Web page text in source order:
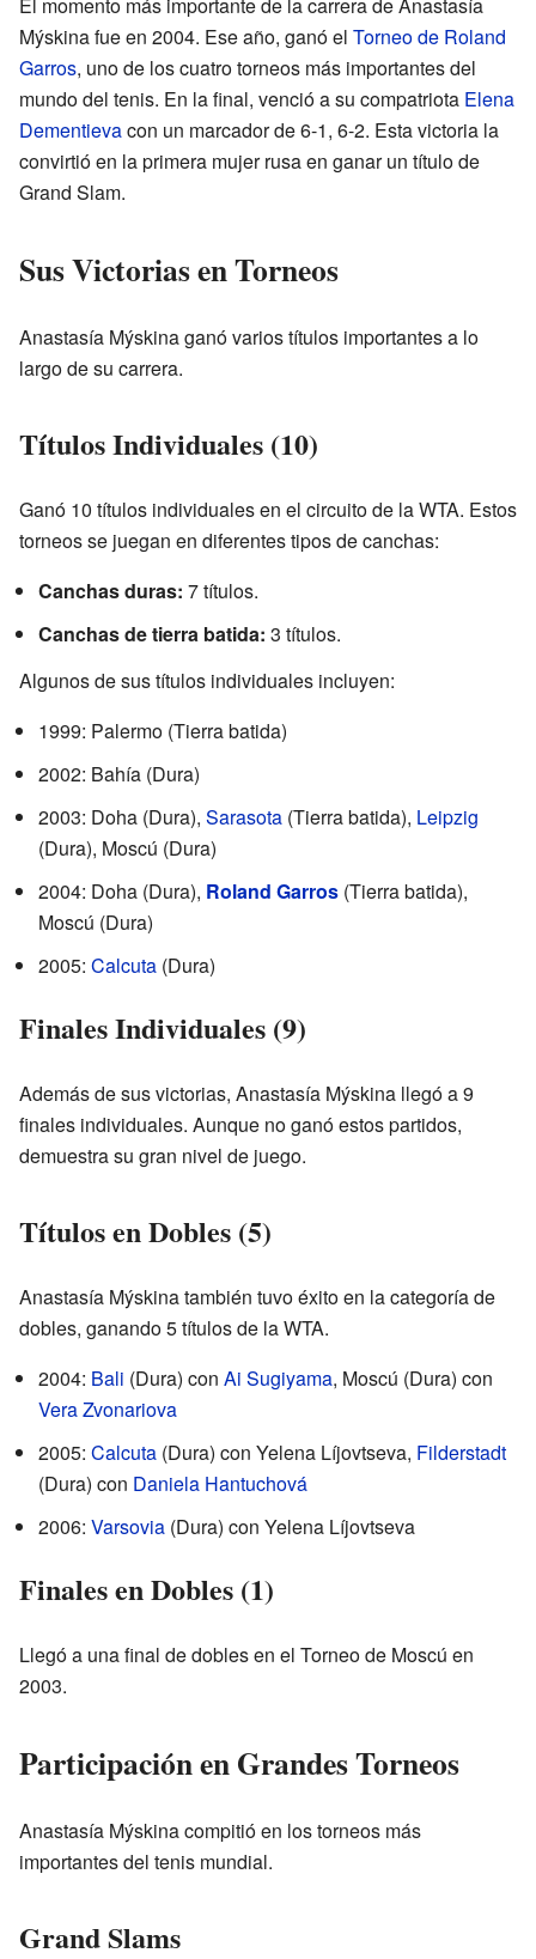
Mýskina fue en 2004. Ese año, ganó el Torneo de Roland
Garros, uno de los cuatro torneos más importantes del
mundo del tenis. En la final, venció a su compatriota Elena
Dementievacon un marcador de 6-1, 6-2. Esta victoria la
convirtió en la primera mujer rusa en ganar un título de
Grand Slam.
Sus Victorias en Torneos
Anastasía Mýskina ganó varios títulos importantes a lo
largo de su carrera.
Títulos Individuales (10)
Ganó 10 títulos individuales en el circuito de la WTA. Estos
torneos se juegan en diferentes tipos de canchas:
Canchas duras: 7 títulos.
Canchas de tierra batida: 3 títulos.
Algunos de sus títulos individuales incluyen:
1999: Palermo (Tierra batida)
2002: Bahía (Dura)
2003: Doha (Dura), Sarasota (Tierra batida), Leipzig
(Dura), Moscú (Dura)
2004: Doha (Dura), Roland Garros (Tierra batida),
Moscú (Dura)
2005: Calcuta (Dura)
Finales Individuales (9)
Además de sus victorias, Anastasía Mýskina llegó a 9
finales individuales. Aunque no ganó estos partidos,
demuestra su gran nivel de juego.
Títulos en Dobles (5)
Anastasía Mýskina también tuvo éxito en la categoría de
dobles, ganando 5 títulos de la WTA.
2004: Bali (Dura) con Ai Sugiyama, Moscú (Dura) con
Vera Zvonariova
2005: Calcuta (Dura) con Yelena Líjovtseva, Filderstadt
(Dura) con Daniela Hantuchová
2006: Varsovia (Dura) con Yelena Líjovtseva
Finales en Dobles (1)
Llegó a una final de dobles en el Torneo de Moscú en
2003.
Participación en Grandes Torneos
Anastasía Mýskina compitió en los torneos más
importantes del tenis mundial.
Grand Slams